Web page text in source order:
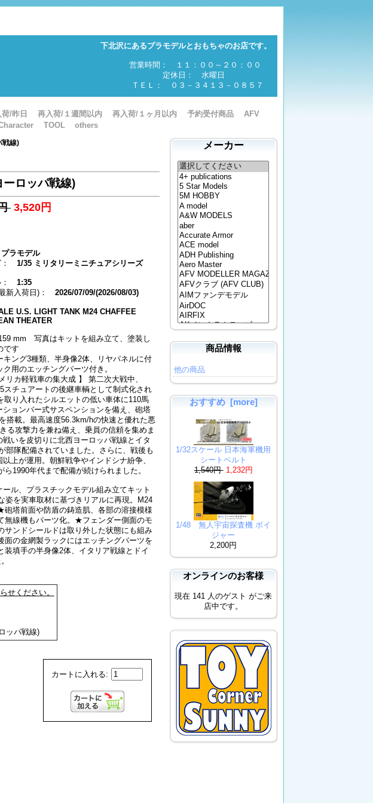
下北沢にあるプラモデルとおもちゃのお店です。
営業時間： １１：００～２０：００
定休日： 水曜日
ＴＥＬ： ０３－３４１３－０８５７
荷/昨日 再入荷/１週間以内 再入荷/１ヶ月以内 予約受付商品
AFV
TOOL others
戦線)
ロッパ戦線)
3,520円
プラモデル
：1/35 ミリタリーミニチュアシリーズ
：1:35
最新入荷日)：2026/07/09/(2026/08/03)
U.S. LIGHT TANK M24 CHAFFEE
THEATER
mm 写真はキットを組み立て、塗装し
です
ング3種類、半身像2体、リヤパネルに付
ク用のエッチングパーツ付き。
リカ軽戦車の集大成 】 第二次大戦中、
スチュアートの後継車輌として制式化され
り入れたシルエットの低い車体に110馬
ョンバー式サスペンションを備え、砲塔
搭載。最高速度56.3km/hの快速と優れた悪
る攻撃力を兼ね備え、乗員の信頼を集めま
いを皮切りに北西ヨーロッパ戦線とイタ
部隊配備されていました。さらに、戦後も
上が運用。朝鮮戦争やインドシナ紛争、
1990年代まで配備が続けられました。
ル、プラスチックモデル組み立てキット
を実車取材に基づきリアルに再現。M24
塔前面や防盾の鋳造肌、各部の溶接模様
無線機もパーツ化。★フェンダー側面のモ
ンドシールドは取り外した状態にも組み
の金網製ラックにはエッチングパーツを
填手の半身像2体、イタリア戦線とドイ
せください。
ッパ戦線)
カートに入れる:
メーカー
商品情報
他の商品
おすすめ [more]
1/32スケール 日本海軍機用
シートベルト
1,540円 1,232円
1/48 無人宇宙探査機 ボイ
ジャー
2,200円
オンラインのお客様
現在 141 人のゲスト がご来
店中です。